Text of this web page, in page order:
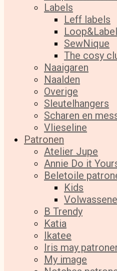
Labels
Leff labels
Loop&Label
SewNique
The cosy
Naaigaren
Naalden
Overige
Sleutelhangers
Scharen en
Vlieseline
Patronen
Atelier Jupe
Annie Do it
Beletoile
Kids
B Trendy
Katia
Ikatee
Iris may
My image